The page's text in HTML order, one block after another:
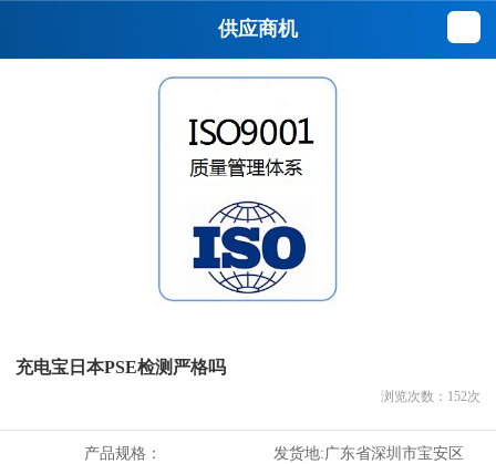
供应商机
充电宝日本PSE检测严格吗
浏览次数： 152次
产品规格： 发货地:广东省深圳市宝安区